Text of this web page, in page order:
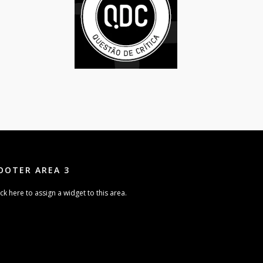
AREA 3
here to assign a widget to this area.